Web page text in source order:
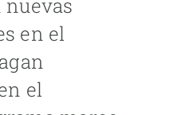
nuevas
en el
el